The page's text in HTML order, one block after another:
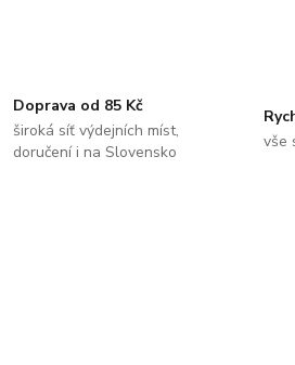
Doprava od 85 Kč
široká síť výdejních míst,
doručení i na Slovensko
vše